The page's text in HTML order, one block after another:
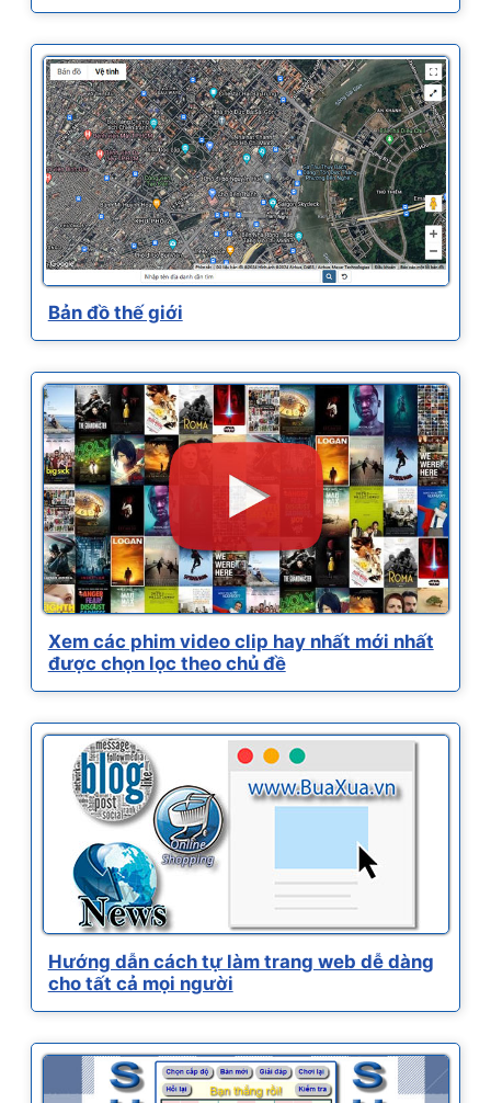
Bản đồ thế giới
Xem các phim video clip hay nhất mới nhất
được chọn lọc theo chủ đề
Hướng dẫn cách tự làm trang web dễ dàng
cho tất cả mọi người